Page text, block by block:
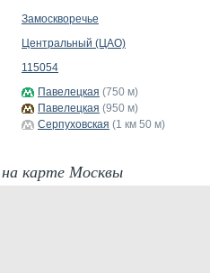
Замоскворечье
Центральный (ЦАО)
115054
Павелецкая (750 м)
Павелецкая (950 м)
Серпуховская (1 км 50 м)
карте Москвы